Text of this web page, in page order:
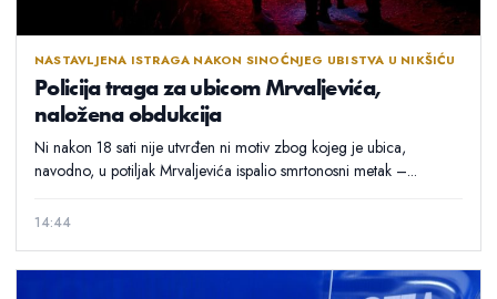
NASTAVLJENA ISTRAGA NAKON SINOĆNJEG UBISTVA U NIKŠIĆU
Policija traga za ubicom Mrvaljevića,
naložena obdukcija
Ni nakon 18 sati nije utvrđen ni motiv zbog kojeg je ubica,
navodno, u potiljak Mrvaljevića ispalio smrtonosni metak –...
14:44